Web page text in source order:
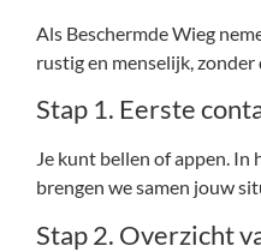
Als Beschermde Wieg
rustig en menselijk,
Stap 1. Eerste
Je kunt bellen of appen. In
brengen we samen jouw
Stap 2. Overzicht